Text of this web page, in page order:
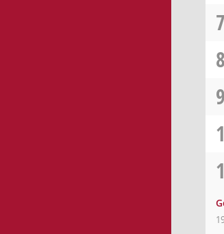
7
8
9